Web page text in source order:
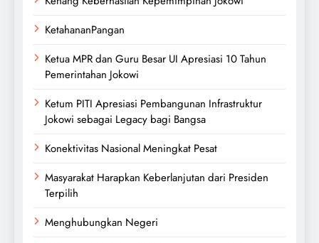
KetahananPangan
Ketua MPR dan Guru Besar UI Apresiasi 10 Tahun
Pemerintahan Jokowi
Ketum PITI Apresiasi Pembangunan Infrastruktur
Jokowi sebagai Legacy bagi Bangsa
Konektivitas Nasional Meningkat Pesat
Masyarakat Harapkan Keberlanjutan dari Presiden
Terpilih
Menghubungkan Negeri